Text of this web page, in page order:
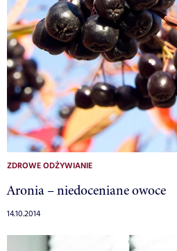
ZDROWE ODŻYWIANIE
Aronia – niedoceniane owoce
14.10.2014